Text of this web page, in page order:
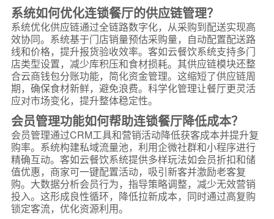
系统如何优化连锁餐厅的供应链管理？
系统优化供应链通过全链路数字化，从采购到配送实现高
效协同。系统基于门店销量预估采购量，自动配置配送路
线和价格，提升报货验收效率。客如云餐饮系统支持多门
店类型设置，减少库积压和食材损耗。其供应链模块还整
合云商钱包分账功能，简化资金管理。这缩短了供应链周
期，确保食材新鲜，避免浪费。科学化管理让餐厅更灵活
应对市场变化，提升整体稳定性。
会员管理功能如何帮助连锁餐厅降低成本？
会员管理通过CRM工具和营销活动降低获客成本并提升复
购率。系统构建私域流量池，利用企微社群和小程序进行
精确互动。客如云餐饮系统提供多样玩法如会员折扣和储
值优惠，商家可一键配置活动，吸引新客并激励老客复
购。大数据分析会员行为，指导策略调整，减少无效营销
投入。这形成良性循环，降低拉新成本，同时通过高复购
锁定客流，优化资源利用。